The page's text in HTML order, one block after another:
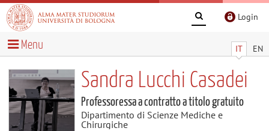
Login
IT EN
Menu
Sandra Lucchi Casadei
Professoressa a contratto a titolo gratuito
Dipartimento di Scienze Mediche e
Chirurgiche